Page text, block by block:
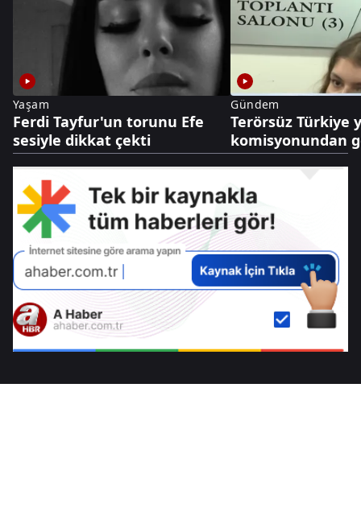
Yaşam
Ferdi Tayfur'un torunu Efe
sesiyle dikkat çekti
Gündem
Terörsüz Türkiye
komisyonundan